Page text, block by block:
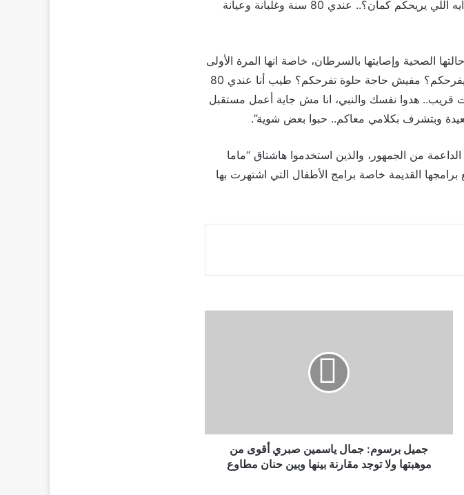
رسالتها المؤثرة: “انتوا ايه اللي يريحكم؟ اعتزل؟ قولولي.. ايه اللي يريحكم كمان؟.. عندي 80 سنة وغلبانة وعيانة
الصحية وإصابتها بالسرطان، خاصة انها المرة الأولى
التي تكشف بها هذا الأمر، وقالت في تصريحاتها: “ايه اللي يفرحكم؟ مفيش حاجة حلوة تفرحكم؟ طيب أنا عندي 80
وهموت قريب.. هدوا نفسك والنبي، انا مش جاية أعمل مستقبل
وبتشرف بكلامي معاكم.. حبوا بعض شوية”.
من الجمهور، والذين استخدموا هاشتاق “ماما
القديمة خاصة برامج الأطفال التي اشتهرت بها
ولا
جميل برسوم: جمال ياسمين صبري أقوى من
موهبتها ولا توجد مقارنة بينها وبين حنان مطاوع